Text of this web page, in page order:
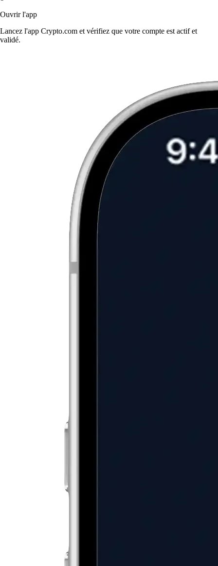
Ouvrir l'app
Lancez l'app Crypto.com et vérifiez que votre compte est actif et
validé.